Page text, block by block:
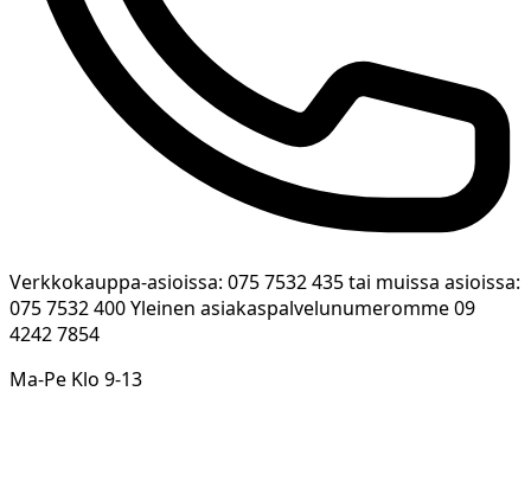
Verkkokauppa-asioissa: 075 7532 435 tai muissa asioissa:
075 7532 400 Yleinen asiakaspalvelunumeromme 09
4242 7854
Ma-Pe Klo 9-13